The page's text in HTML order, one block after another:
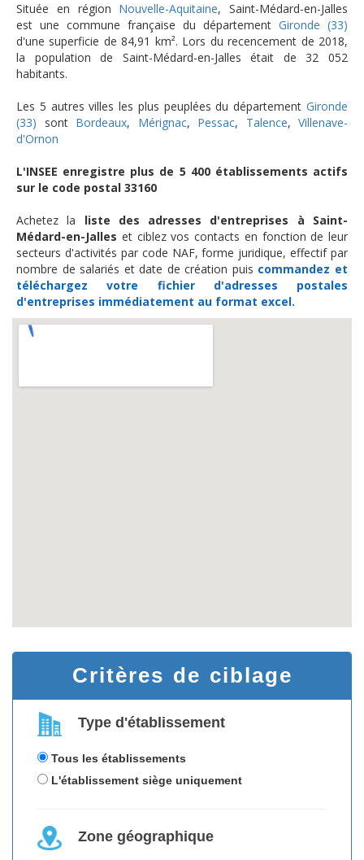
Située en région Nouvelle-Aquitaine, Saint-Médard-en-Jalles
est une commune française du département Gironde (33)
d'une superficie de 84,91 km². Lors du recencement de 2018,
la population de Saint-Médard-en-Jalles était de 32 052
habitants.
Les 5 autres villes les plus peuplées du département Gironde
(33) sont Bordeaux, Mérignac, Pessac, Talence, Villenave-
d'Ornon
L'INSEE enregistre plus de 5 400 établissements actifs
sur le code postal 33160
Achetez la liste des adresses d'entreprises à Saint-
Médard-en-Jalles et ciblez vos contacts en fonction de leur
secteurs d'activités par code NAF, forme juridique, effectif par
nombre de salariés et date de création puis commandez et
téléchargezvotre fichier d'adresses postales
d'entreprises immédiatement au format excel.
Critères de ciblage
Type d'établissement
Tous les établissements
L'établissement siège uniquement
Zone géographique